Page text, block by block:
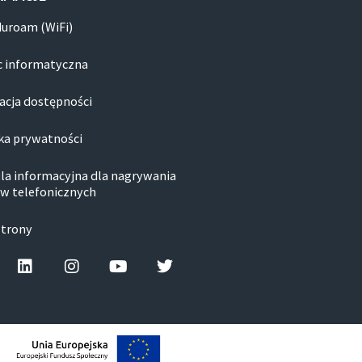
(WiFi)
informatyczna
dostępności
prywatności
informacyjna dla nagrywania
telefonicznych
f
LinkedinInstagramYoutubeTwitter